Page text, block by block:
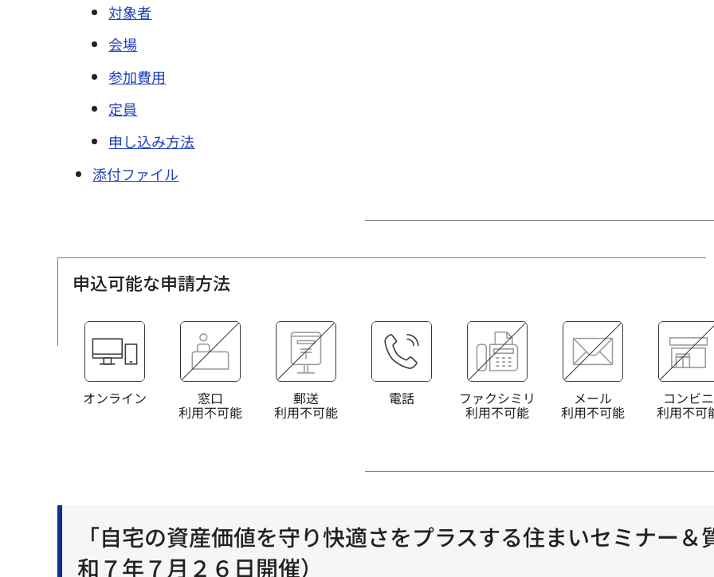
対象者
会場
参加費用
定員
申し込み方法
添付ファイル
申込可能な申請方法
オンライン 窓口
利用不可能
郵送
利用不可能
電話 ファクシミリ
利用不可能
メール
利用不可能
コンビニ
利用不可
「自宅の資産価値を守り快適さをプラスする住まいセミナー
和７年７月２６日開催）